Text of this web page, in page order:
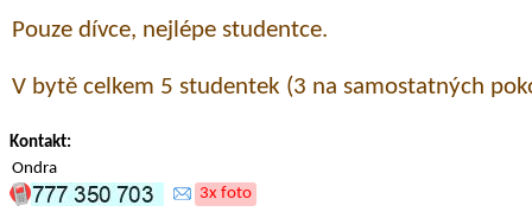
Pouze dívce, nejlépe studentce.
V bytě celkem 5 studentek (3 na samostatných
Kontakt:
Ondra
3x foto